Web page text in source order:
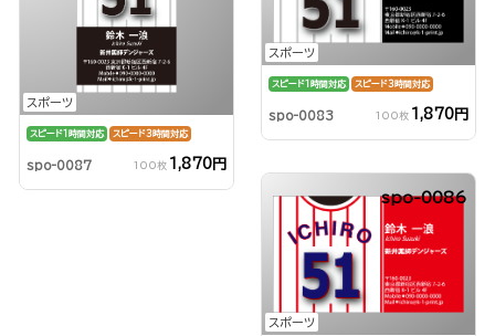
スポーツ
スピード1時間対応 スピード3時間対応
spo-0087 100枚 1,870円
スポーツ
スピード1時間対応 スピード3時間対応
spo-0083 100枚 1,870円
スポーツ
spo-0086